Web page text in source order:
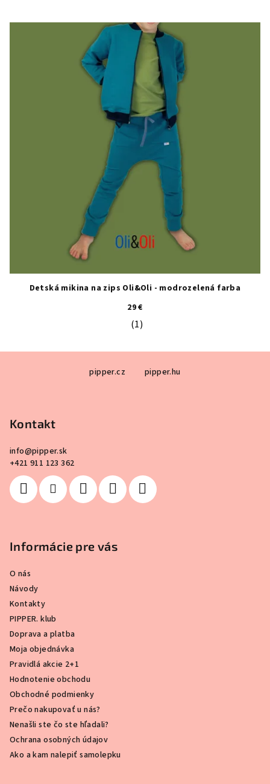
Detská mikina na zips Oli&Oli - modrozelená farba
29 €
Priemerné hodnotenie produktu
(1)
pipper.cz pipper.hu
Kontakt
info@pipper.sk
+421 911 123 362
Informácie pre vás
O nás
Návody
Kontakty
PIPPER. klub
Doprava a platba
Moja objednávka
Pravidlá akcie 2+1
Hodnotenie obchodu
Obchodné podmienky
Prečo nakupovať u nás?
Nenašli ste čo ste hľadali?
Ochrana osobných údajov
Ako a kam nalepiť samolepku